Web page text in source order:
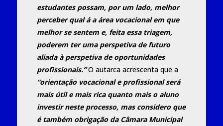
estudantes possam, por um lado, melhor
perceber qual á a área vocacional em que
melhor se sentem e, feita essa triagem,
poderem ter uma perspetiva de futuro
aliada à perspetiva de oportunidades
profissionais.”O autarca acrescenta que a
“orientação vocacional e profissional será
mais útil e mais rica quanto mais o aluno
investir neste processo, mas considero que
é também obrigação da Câmara Municipal